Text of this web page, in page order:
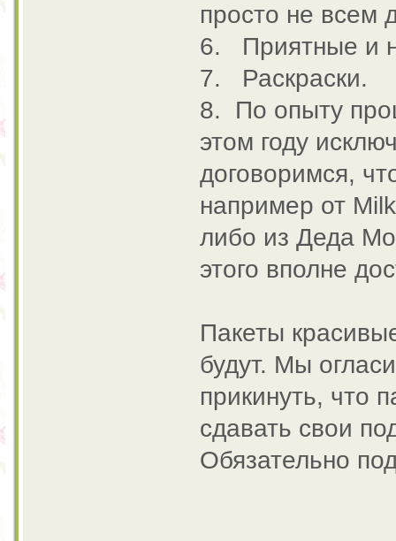
просто не всем
6. Приятные и
7. Раскраски.
8. По опыту
этом году
договоримся,
например от
либо из Деда
этого вполне
Пакеты
будут. Мы
прикинуть, что
сдавать свои
Обязательно